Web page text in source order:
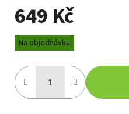
649 Kč
Měrná
cena:
Na objednávku